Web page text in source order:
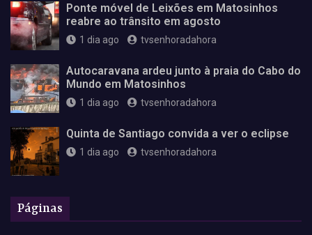
Ponte móvel de Leixões em Matosinhos
reabre ao trânsito em agosto
1 dia ago tvsenhoradahora
Autocaravana ardeu junto à praia do Cabo do
Mundo em Matosinhos
1 dia ago tvsenhoradahora
Quinta de Santiago convida a ver o eclipse
1 dia ago tvsenhoradahora
Páginas